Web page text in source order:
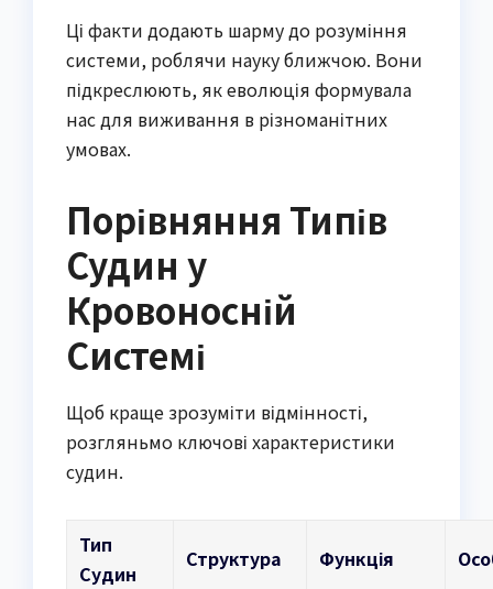
Ці факти додають шарму до розуміння
системи, роблячи науку ближчою. Вони
підкреслюють, як еволюція формувала
нас для виживання в різноманітних
умовах.
Порівняння Типів
Судин у
Кровоносній
Системі
Щоб краще зрозуміти відмінності,
розгляньмо ключові характеристики
судин.
Тип
Судин
Структура Функція